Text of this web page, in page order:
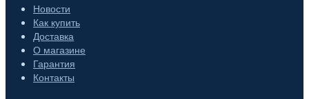
Новости
Как купить
Доставка
О магазине
Гарантия
Контакты